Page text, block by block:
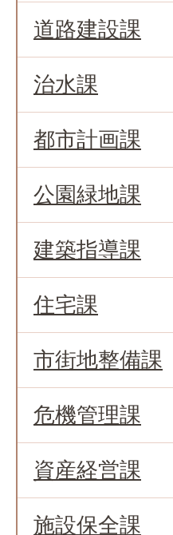
道路建設課
治水課
都市計画課
公園緑地課
建築指導課
住宅課
市街地整備課
危機管理課
資産経営課
施設保全課